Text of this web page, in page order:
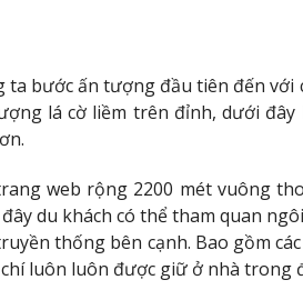
ta bước ấn tượng đầu tiên đến
lá cờ liềm trên đỉnh, dưới
web rộng 2200 mét vuông
du khách có thể tham quan
thống bên cạnh. Bao gồm
luôn luôn được giữ ở nhà trong